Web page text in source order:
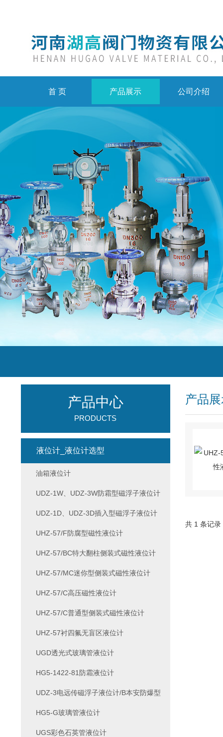
首 页 产品展示 公司介绍
产品
共 1 条记
产品中心
PRODUCTS
液位计_液位计选型
油箱液位计
UDZ-1W、UDZ-3W防霜型磁浮子液位计
UDZ-1D、UDZ-3D插入型磁浮子液位计
UHZ-57/F防腐型磁性液位计
UHZ-57/BC特大翻柱侧装式磁性液位计
UHZ-57/MC迷你型侧装式磁性液位计
UHZ-57/C高压磁性液位计
UHZ-57/C普通型侧装式磁性液位计
UHZ-57衬四氟无盲区液位计
UGD透光式玻璃管液位计
HG5-1422-81防霜液位计
UDZ-3电远传磁浮子液位计/B本安防爆型
HG5-G玻璃管液位计
UGS彩色石英管液位计